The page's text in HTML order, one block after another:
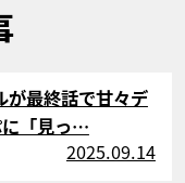
が最終話で甘々デ
に「見っ…
2025.09.14